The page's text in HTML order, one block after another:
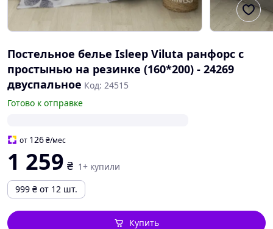
Постельное белье Isleep Viluta ранфорс с
простынью на резинке (160*200) - 24269
двуспальное Код: 24515
Готово к отправке
от 126₴/мес
1 259 ₴ 1+ купили
999 ₴ от 12 шт.
Купить